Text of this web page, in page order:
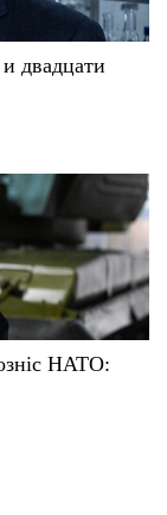
двадцати
НАТО: